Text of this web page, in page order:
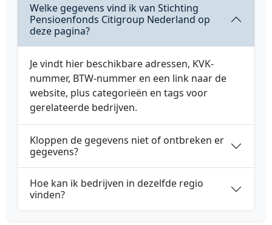
Welke gegevens vind ik van Stichting
Pensioenfonds Citigroup Nederland op
deze pagina?
Je vindt hier beschikbare adressen, KVK-
nummer, BTW-nummer en een link naar de
website, plus categorieën en tags voor
gerelateerde bedrijven.
Kloppen de gegevens niet of ontbreken er
gegevens?
Hoe kan ik bedrijven in dezelfde regio
vinden?